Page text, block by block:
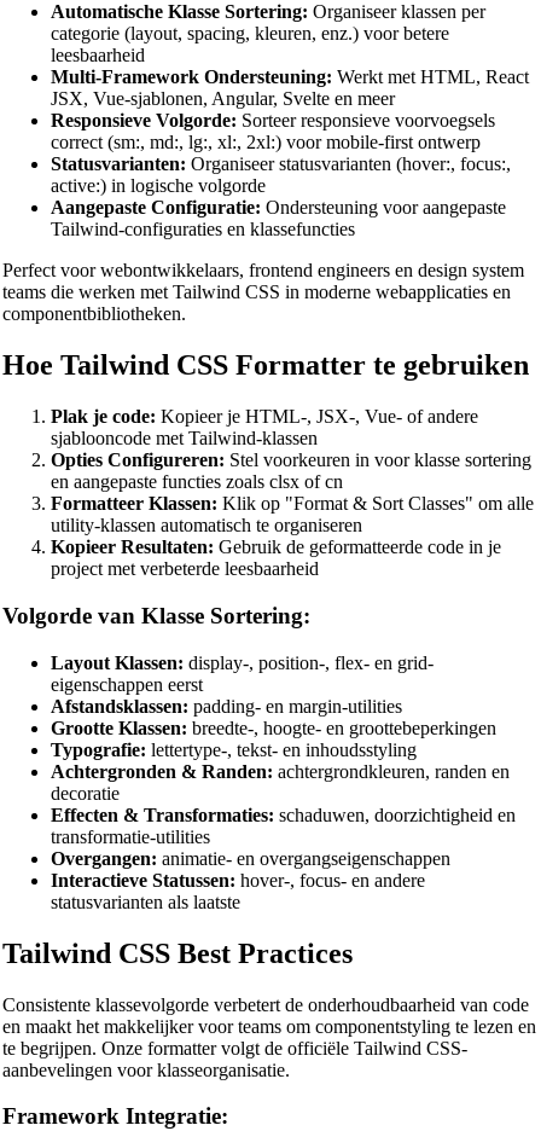
CSS Beautifier
JavaScript Beautifier
TypeScript Beautifier
JSX Beautifier
Vue Beautifier
SCSS Beautifier
JSON Beautifier
XML Beautifier
YAML Beautifier
MySQL SQL Beautifier
PostgreSQL SQL Beautifier
MongoDB Query Beautifier
Nginx Config Beautifier
Apache Config Beautifier
Java Code Beautifier
PHP Beautifier
Swift Code Beautifier
Dart Code Beautifier
INI Beautifier
CSV Beautifier
Batch Script Beautifier
C/C++ Code Beautifier
Automatische Klasse Sortering: Organiseer klassen per
categorie (layout, spacing, kleuren, enz.) voor betere
leesbaarheid
Multi-Framework Ondersteuning: Werkt met HTML, React
JSX, Vue-sjablonen, Angular, Svelte en meer
Responsieve Volgorde: Sorteer responsieve voorvoegsels
correct (sm:, md:, lg:, xl:, 2xl:) voor mobile-first ontwerp
Statusvarianten: Organiseer statusvarianten (hover:, focus:,
active:) in logische volgorde
Aangepaste Configuratie: Ondersteuning voor aangepaste
Tailwind-configuraties en klassefuncties
Perfect voor webontwikkelaars, frontend engineers en design system
teams die werken met Tailwind CSS in moderne webapplicaties en
componentbibliotheken.
Hoe Tailwind CSS Formatter te gebruiken
Plak je code: Kopieer je HTML-, JSX-, Vue- of andere
sjablooncode met Tailwind-klassen
Opties Configureren: Stel voorkeuren in voor klasse sortering
en aangepaste functies zoals clsx of cn
Formatteer Klassen: Klik op "Format & Sort Classes" om alle
utility-klassen automatisch te organiseren
Kopieer Resultaten: Gebruik de geformatteerde code in je
project met verbeterde leesbaarheid
Volgorde van Klasse Sortering:
Layout Klassen: display-, position-, flex- en grid-
eigenschappen eerst
Afstandsklassen: padding- en margin-utilities
Grootte Klassen: breedte-, hoogte- en groottebeperkingen
Typografie: lettertype-, tekst- en inhoudsstyling
Achtergronden & Randen: achtergrondkleuren, randen en
decoratie
Effecten & Transformaties: schaduwen, doorzichtigheid en
transformatie-utilities
Overgangen: animatie- en overgangseigenschappen
Interactieve Statussen: hover-, focus- en andere
statusvarianten als laatste
Tailwind CSS Best Practices
Consistente klassevolgorde verbetert de onderhoudbaarheid van code
en maakt het makkelijker voor teams om componentstyling te lezen en
te begrijpen. Onze formatter volgt de officiële Tailwind CSS-
aanbevelingen voor klasseorganisatie.
Framework Integratie: